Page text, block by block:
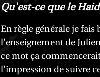
Qu'est-ce que le
En règle générale je
l'enseignement de
ce mot ça
l'impression de suivre